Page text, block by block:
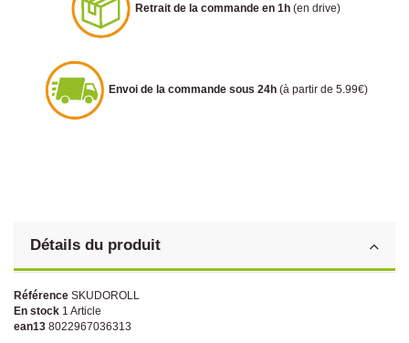
Retrait de la commande en 1h (en drive)
Envoi de la commande sous 24h (à partir de 5.99€)
Détails du produit
Référence SKUDOROLL
En stock 1 Article
ean13 8022967036313